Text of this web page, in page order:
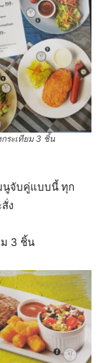
ระเทียม 3 ชิ้น
นูจับคู่แบบนี้ ทุก
ง
ม 3 ชิ้น